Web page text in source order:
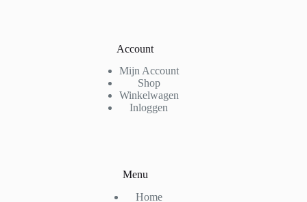
Account
Mijn Account
Shop
Winkelwagen
Inloggen
Menu
Home